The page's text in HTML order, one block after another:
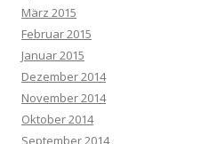
März 2015
Februar 2015
Januar 2015
Dezember 2014
November 2014
Oktober 2014
September 2014